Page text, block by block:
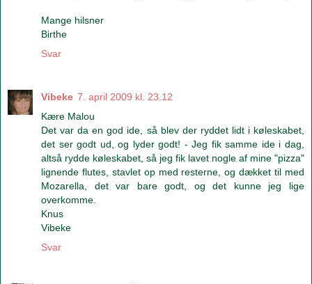
Mange hilsner
Birthe
Svar
Vibeke 7. april 2009 kl. 23.12
Kære Malou
Det var da en god ide, så blev der ryddet lidt i køleskabet,
det ser godt ud, og lyder godt! - Jeg fik samme ide i dag,
altså rydde køleskabet, så jeg fik lavet nogle af mine "pizza"
lignende flutes, stavlet op med resterne, og dækket til med
Mozarella, det var bare godt, og det kunne jeg lige
overkomme.
Knus
Vibeke
Svar